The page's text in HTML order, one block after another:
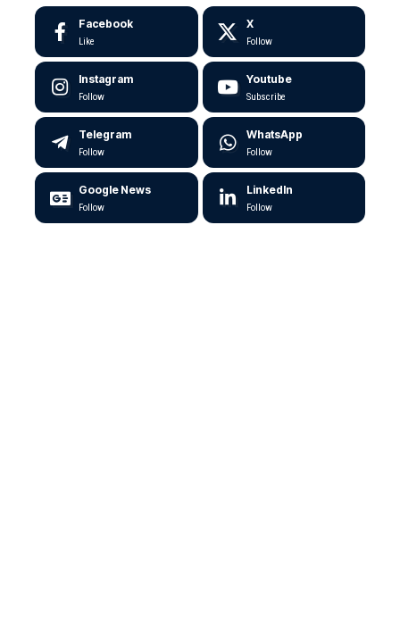
Facebook
Like
X
Follow
Instagram
Follow
Youtube
Subscribe
Telegram
Follow
WhatsApp
Follow
Google News
Follow
LinkedIn
Follow